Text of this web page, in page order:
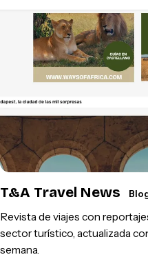
T&A Travel News
Revista de viajes con
sector turístico, actualizada
semana.